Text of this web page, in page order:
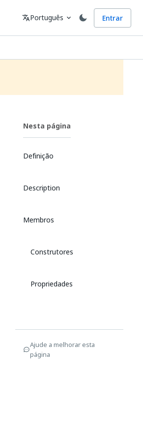
Idioma
translatePortuguês expand_more Entrar
Nesta página
Definição
Description
Membros
Construtores
Propriedades
Ajude a melhorar esta
página